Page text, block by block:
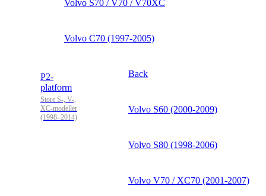
Volvo S70 / V70 / V70XC
Volvo C70 (1997-2005)
P2-
platform
Store S-, V-,
XC-modeller
(1998–2014)
Back
Volvo S60 (2000-2009)
Volvo S80 (1998-2006)
Volvo V70 / XC70 (2001-2007)